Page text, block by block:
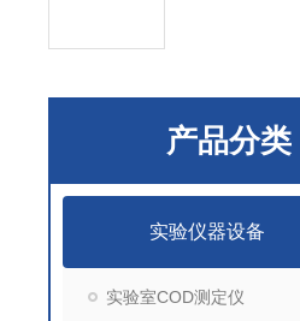
产品分类
实验仪器设备
实验室COD测定仪